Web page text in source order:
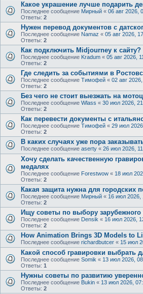
Какое украшение лучше подарить
Последнее сообщение Мирный « 06 авг 2026,
Ответы: 2
Нужен перевод документов с
Последнее сообщение Namaz « 05 авг 2026,
Ответы: 2
Как подключить Midjourney к сайту?
Последнее сообщение Kradum « 05 авг 2026,
Ответы: 2
Где следить за событиями в
Последнее сообщение Тимофей « 02 авг
Ответы: 2
Без чего не стоит выезжать на
Последнее сообщение Wlass « 30 июл 2026,
Ответы: 2
Как перевести документы с
Последнее сообщение Тимофей « 29 июл
Ответы: 2
В каких случаях уже пора
Последнее сообщение aserty « 26 июл 2026,
Хочу сделать качественную
медалях
Последнее сообщение Forestwow « 18 июл
Ответы: 2
Какая защита нужна для городских
Последнее сообщение Мирный « 16 июл 2026,
Ответы: 2
Ищу советы по выбору зарубежного
Последнее сообщение Densik « 16 июл 2026,
Ответы: 2
How Animation Brings 3D Models to
Последнее сообщение richardbutcer « 15 июл
Какой способ гравировки выбрать
Последнее сообщение Somik « 13 июл 2026,
Ответы: 1
Нужны советы по развитию
Последнее сообщение Bukin « 13 июл 2026,
Ответы: 2